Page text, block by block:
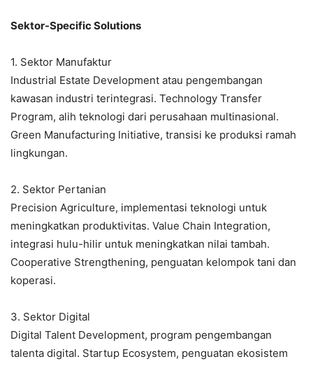
Sektor-Specific Solutions
1. Sektor Manufaktur
Industrial Estate Development atau pengembangan
kawasan industri terintegrasi. Technology Transfer
Program, alih teknologi dari perusahaan multinasional.
Green Manufacturing Initiative, transisi ke produksi ramah
lingkungan.
2. Sektor Pertanian
Precision Agriculture, implementasi teknologi untuk
meningkatkan produktivitas. Value Chain Integration,
integrasi hulu-hilir untuk meningkatkan nilai tambah.
Cooperative Strengthening, penguatan kelompok tani dan
koperasi.
3. Sektor Digital
Digital Talent Development, program pengembangan
talenta digital. Startup Ecosystem, penguatan ekosistem